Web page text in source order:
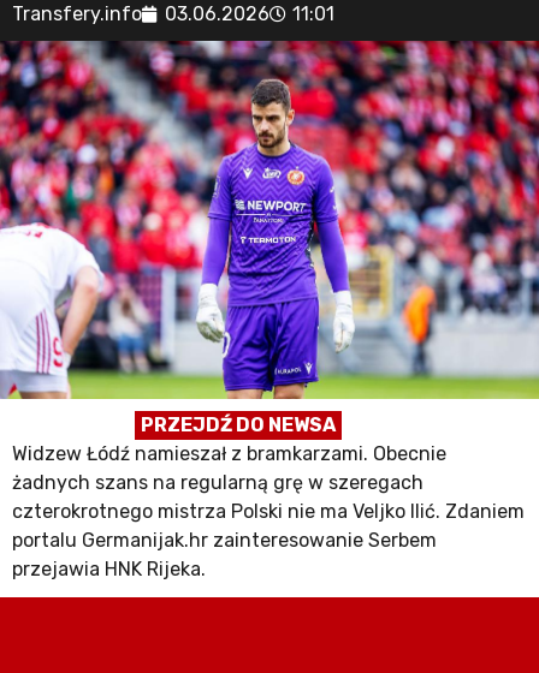
Transfery.info 03.06.2026 11:01
PRZEJDŹ DO NEWSA
Widzew Łódź namieszał z bramkarzami. Obecnie
żadnych szans na regularną grę w szeregach
czterokrotnego mistrza Polski nie ma Veljko Ilić. Zdaniem
portalu Germanijak.hr zainteresowanie Serbem
przejawia HNK Rijeka.